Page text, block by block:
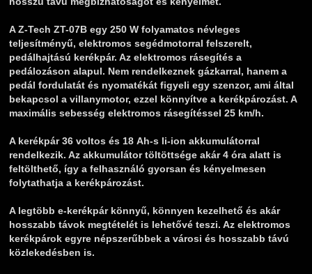
A Z-Tech ZT-07B egy 250 W folyamatos névleges
teljesítményű, elektromos segédmotorral felszerelt,
pedálhajtású kerékpár. Az elektromos rásegítés a
pedálozáson alapul. Nem rendelkeznek gázkarral, hanem a
pedál fordulatát és nyomatékát figyeli egy szenzor, ami által
bekapcsol a villanymotor, ezzel könnyítve a kerékpározást. A
maximális sebesség elektromos rásegítéssel 25 km/h.
A kerékpár 36 voltos és 18 Ah-s li-ion akkumulátorral
rendelkezik. Az akkumulátor töltöttsége akár 4 óra alatt is
feltölthető, így a felhasználó gyorsan és kényelmesen
folytathatja a kerékpározást.
A legtöbb e-kerékpár könnyű, könnyen kezelhető és akár
hosszabb távok megtételét is lehetővé teszi. Az elektromos
kerékpárok egyre népszerűbbek a városi és hosszabb távú
közlekedésben is.